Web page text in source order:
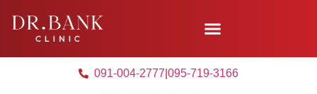
091-004-2777|095-719-3166